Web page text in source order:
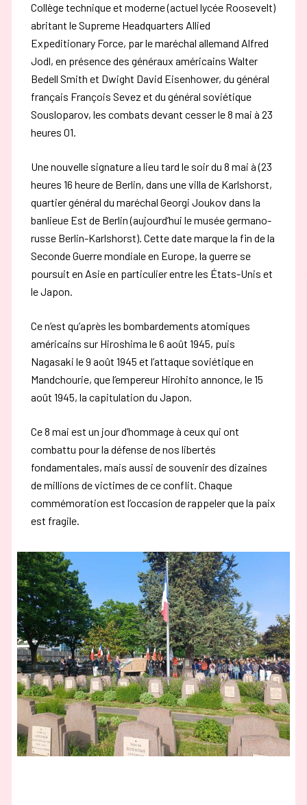
Collège technique et moderne (actuel lycée Roosevelt)
abritant le Supreme Headquarters Allied
Expeditionary Force, par le maréchal allemand Alfred
Jodl, en présence des généraux américains Walter
Bedell Smith et Dwight David Eisenhower, du général
français François Sevez et du général soviétique
Sousloparov, les combats devant cesser le 8 mai à 23
heures 01.
Une nouvelle signature a lieu tard le soir du 8 mai à (23
heures 16 heure de Berlin, dans une villa de Karlshorst,
quartier général du maréchal Georgi Joukov dans la
banlieue Est de Berlin (aujourd’hui le musée germano-
russe Berlin-Karlshorst). Cette date marque la fin de la
Seconde Guerre mondiale en Europe, la guerre se
poursuit en Asie en particulier entre les États-Unis et
le Japon.
Ce n’est qu’après les bombardements atomiques
américains sur Hiroshima le 6 août 1945, puis
Nagasaki le 9 août 1945 et l’attaque soviétique en
Mandchourie, que l’empereur Hirohito annonce, le 15
août 1945, la capitulation du Japon.
Ce 8 mai est un jour d’hommage à ceux qui ont
combattu pour la défense de nos libertés
fondamentales, mais aussi de souvenir des dizaines
de millions de victimes de ce conflit. Chaque
commémoration est l’occasion de rappeler que la paix
est fragile.